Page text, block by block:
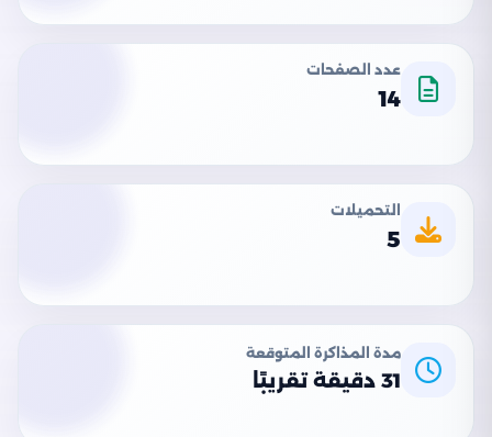
عدد الصفحات
14
التحميلات
5
مدة المذاكرة المتوقعة
31 دقيقة تقريبًا